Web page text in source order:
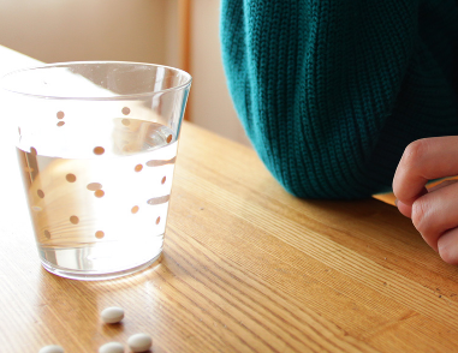
TAG LIST
#波瑠 #ヤマソロ#ソファ#良品計画#大川家具
#テーブル#チェア#木図鑑#2022 夏ドラマ#
#テレワーク #unico#インテリアスタ
#大塚家具 #オフィスチェア#サステナブル#展示会
#IKEA#一枚板#材木屋のおやじとせがれ
#田中みな実#コクヨ #河淳#おすすめ#ニトリ
#岡崎製材 #石田ゆり子 #インテリアの法則#アダル